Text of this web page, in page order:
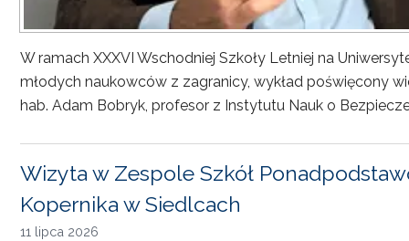
W ramach XXXVI Wschodniej Szkoły Letniej na
młodych naukowców z zagranicy, wykład poświęcony
hab. Adam Bobryk, profesor z Instytutu Nauk o
Wizyta w Zespole Szkół
Kopernika w Siedlcach
11 lipca 2026